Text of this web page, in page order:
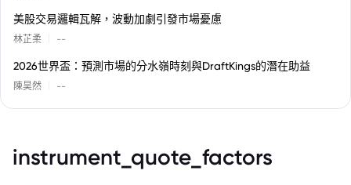
美股交易邏輯瓦解，波動加劇引發市場憂慮
林芷柔 --
2026世界盃：預測市場的分水嶺時刻與DraftKings的潛在助益
陳昊然 --
instrument_quote_factors